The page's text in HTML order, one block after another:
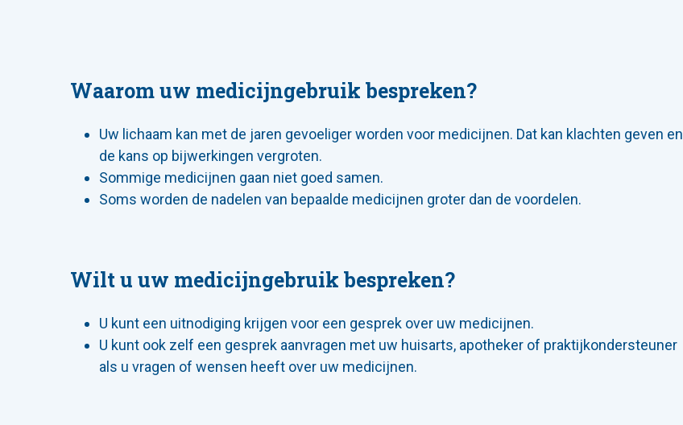
Waarom uw medicijngebruik bespreken?
Uw lichaam kan met de jaren gevoeliger worden voor medicijnen. Dat kan klachten geven en
de kans op bijwerkingen vergroten.
Sommige medicijnen gaan niet goed samen.
Soms worden de nadelen van bepaalde medicijnen groter dan de voordelen.
Wilt u uw medicijngebruik bespreken?
U kunt een uitnodiging krijgen voor een gesprek over uw medicijnen.
U kunt ook zelf een gesprek aanvragen met uw huisarts, apotheker of praktijkondersteuner
als u vragen of wensen heeft over uw medicijnen.